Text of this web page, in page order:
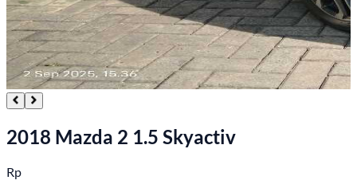
2018 Mazda 2 1.5 Skyactiv
Rp